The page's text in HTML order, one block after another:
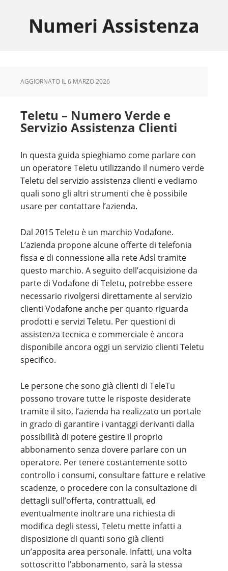
primaryNumeri Assistenza
AGGIORNATO IL6 MARZO 2026
Teletu – Numero Verde e
Servizio Assistenza Clienti
In questa guida spieghiamo come parlare con
un operatore Teletu utilizzando il numero verde
Teletu del servizio assistenza clienti e vediamo
quali sono gli altri strumenti che è possibile
usare per contattare l’azienda.
Dal 2015 Teletu è un marchio Vodafone.
L’azienda propone alcune offerte di telefonia
fissa e di connessione alla rete Adsl tramite
questo marchio. A seguito dell’acquisizione da
parte di Vodafone di Teletu, potrebbe essere
necessario rivolgersi direttamente al servizio
clienti Vodafone anche per quanto riguarda
prodotti e servizi Teletu. Per questioni di
assistenza tecnica e commerciale è ancora
disponibile ancora oggi un servizio clienti Teletu
specifico.
Le persone che sono già clienti di TeleTu
possono trovare tutte le risposte desiderate
tramite il sito, l’azienda ha realizzato un portale
in grado di garantire i vantaggi derivanti dalla
possibilità di potere gestire il proprio
abbonamento senza dovere parlare con un
operatore. Per tenere costantemente sotto
controllo i consumi, consultare fatture e relative
scadenze, o procedere con la consultazione di
dettagli sull’offerta, contrattuali, ed
eventualmente inoltrare una richiesta di
modifica degli stessi, Teletu mette infatti a
disposizione di quanti sono già clienti
un’apposita area personale. Infatti, una volta
sottoscritto l’abbonamento, sarà la stessa